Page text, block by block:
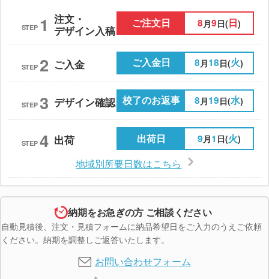
STEP 1 注文・
デザイン入稿
ご注文日 8 月9日(日)
STEP 2 ご入金 ご入金日 8 月18日(火)
STEP 3 デザイン確認 校了のお返事 8 月19日(水)
STEP 4 出荷 出荷日 9月1 日(火)
地域別所要日数はこちら
納期をお急ぎの方 ご相談ください
自動見積後、注文・見積フォームに納品希望日をご入力のうえご依頼
ください。納期を調整しご返答いたします。
お問い合わせフォーム